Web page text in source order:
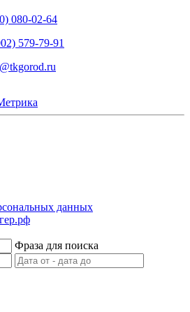
080-02-64
579-79-91
данных
Фраза для поиска